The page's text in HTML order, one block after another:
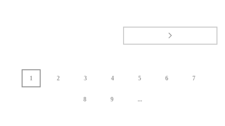
1 2 3 4 5 6 7
8 9 ...